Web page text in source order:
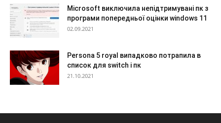
Microsoft виключила непідтримувані пк з
програми попередньої оцінки windows 11
02.09.2021
Persona 5 royal випадково потрапила в
список для switch і пк
21.10.2021